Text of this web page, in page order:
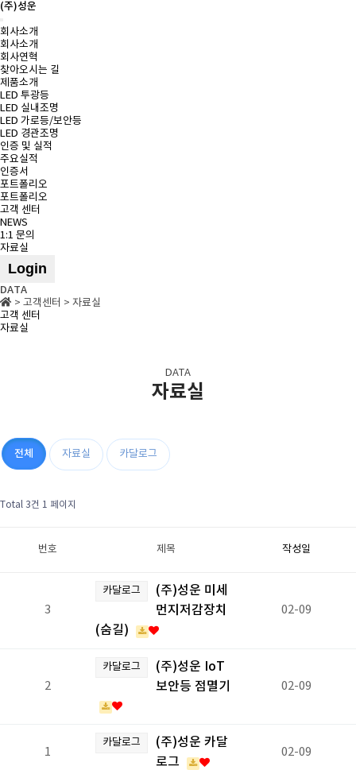
(주)성운
Toggle
navigation
회사소개
회사소개
회사연혁
찾아오시는 길
제품소개
LED 투광등
LED 실내조명
LED 가로등/보안등
LED 경관조명
인증 및 실적
주요실적
인증서
포트폴리오
포트폴리오
고객 센터
NEWS
1:1 문의
자료실
Login
DATA
> 고객센터 > 자료실
고객 센터
자료실
DATA
자료실
전체 자료실 카달로그
Total 3건 1 페이지
번호 제목 작성일
3
카달로그
(주)성운 미세
먼지저감장치
(숨길)
02-09
2
카달로그
(주)성운 IoT
보안등 점멸기
02-09
1
카달로그
(주)성운 카달
로그
02-09